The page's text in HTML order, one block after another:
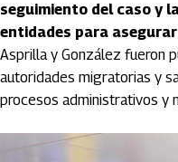
seguimiento del caso y
entidades para
Asprilla y González fueron
autoridades migratorias y
procesos administrativos y